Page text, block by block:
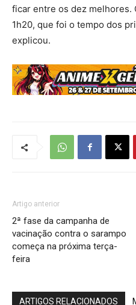
ficar entre os dez melhores.
1h20, que foi o tempo dos
explicou.
Artigo anterior
2ª fase da campanha de
vacinação contra o sarampo
começa na próxima terça-
feira
ARTIGOS RELACIONADOS